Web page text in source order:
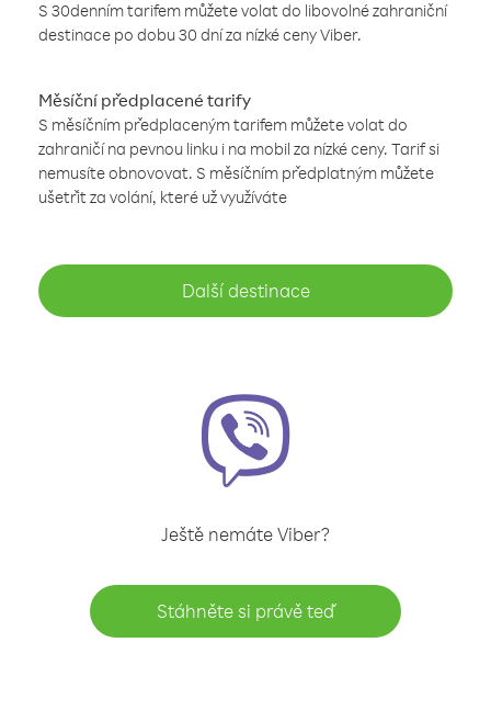
S 30denním tarifem můžete volat do libovolné zahraniční
destinace po dobu 30 dní za nízké ceny Viber.
Měsíční předplacené tarify
S měsíčním předplaceným tarifem můžete volat do
zahraničí na pevnou linku i na mobil za nízké ceny. Tarif si
nemusíte obnovovat. S měsíčním předplatným můžete
ušetřit za volání, které už využíváte
Další destinace
Ještě nemáte Viber?
Stáhněte si právě teď